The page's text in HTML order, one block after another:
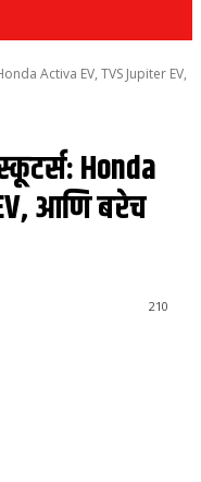
Activa EV, TVS Jupiter EV,
Honda
आणि बरेच
210